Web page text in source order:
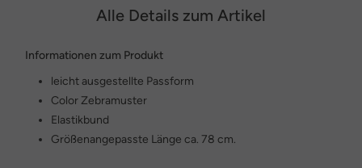
Alle Details zum Artikel
Informationen zum Produkt
leicht ausgestellte Passform
Color Zebramuster
Elastikbund
Größenangepasste Länge ca. 78 cm.